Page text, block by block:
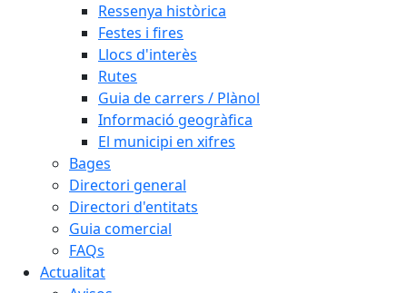
Ressenya històrica
Festes i fires
Llocs d'interès
Rutes
Guia de carrers / Plànol
Informació geogràfica
El municipi en xifres
Bages
Directori general
Directori d'entitats
Guia comercial
FAQs
Actualitat